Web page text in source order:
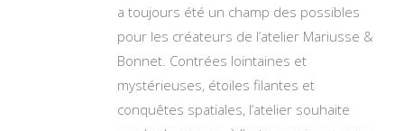
a toujours été un champ des possibles
pour les créateurs de l’atelier Mariusse &
Bonnet. Contrées lointaines et
mystérieuses, étoiles filantes et
conquêtes spatiales, l’atelier souhaite